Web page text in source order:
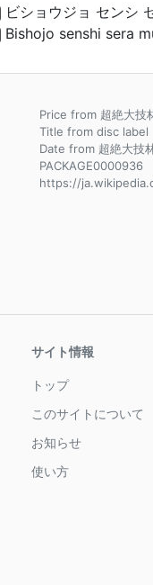
ビショウジョ センシ
Bishojo senshi sera
Price from 超絶大技
Title from disc label
Date from 超絶大技
PACKAGE0000936
https://
サイト情報
トップ
このサイトについて
お知らせ
使い方